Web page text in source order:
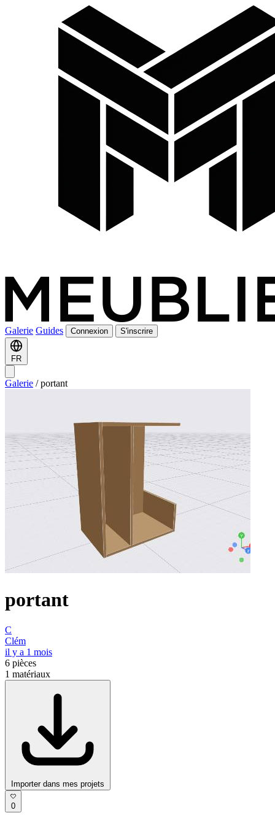
Galerie Guides Connexion S'inscrire
FR
Galerie / portant
portant
C
Clém
il y a 1 mois
6 pièces
1 matériaux
Importer dans mes projets
0